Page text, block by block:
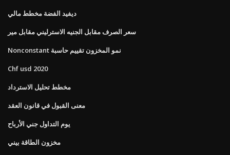
ديفيد الفضة مخطط مالي
سعر الصرف مقابل الجنيه الاسترليني مقابل مير
Nonconstant نمو المخزون تقييم حاسبة
Chf usd 2020
مخطط تحليل الاسترداد
معنى القبول في قانون العقد
يوم التداول جني الأرباح
مخزون الطاقة بيني